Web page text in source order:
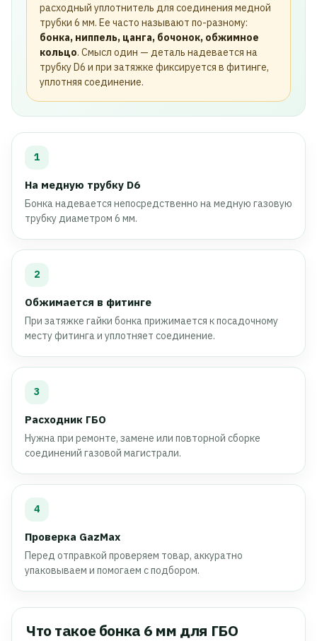
расходный уплотнитель для соединения медной
трубки 6 мм. Ее часто называют по-разному:
бонка, ниппель, цанга, бочонок, обжимное
кольцо. Смысл один — деталь надевается на
трубку D6 и при затяжке фиксируется в фитинге,
уплотняя соединение.
1
На медную трубку D6
Бонка надевается непосредственно на медную газовую
трубку диаметром 6 мм.
2
Обжимается в фитинге
При затяжке гайки бонка прижимается к посадочному
месту фитинга и уплотняет соединение.
3
Расходник ГБО
Нужна при ремонте, замене или повторной сборке
соединений газовой магистрали.
4
Проверка GazMax
Перед отправкой проверяем товар, аккуратно
упаковываем и помогаем с подбором.
Что такое бонка 6 мм для ГБО